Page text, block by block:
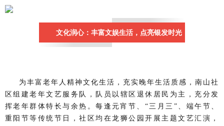
文化润心：丰富文娱生活，点亮银发时光
为丰富老年人精神文化生活，充实晚年生活质感，南山社
区组建老年文艺服务队，队员以辖区退休居民为主，充分发
挥老年群体特长与余热。每逢元宵节、“三月三”、端午节、
重阳节等传统节日，社区均在龙狮公园开展主题文艺汇演，